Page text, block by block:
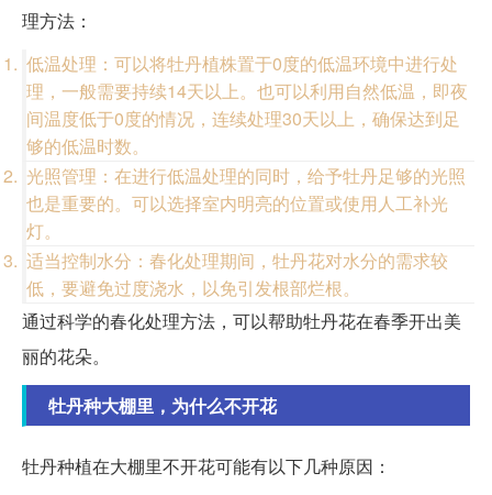
理方法：
低温处理：可以将牡丹植株置于0度的低温环境中进行处
理，一般需要持续14天以上。也可以利用自然低温，即夜
间温度低于0度的情况，连续处理30天以上，确保达到足
够的低温时数。
光照管理：在进行低温处理的同时，给予牡丹足够的光照
也是重要的。可以选择室内明亮的位置或使用人工补光
灯。
适当控制水分：春化处理期间，牡丹花对水分的需求较
低，要避免过度浇水，以免引发根部烂根。
通过科学的春化处理方法，可以帮助牡丹花在春季开出美
丽的花朵。
牡丹种大棚里，为什么不开花
牡丹种植在大棚里不开花可能有以下几种原因：